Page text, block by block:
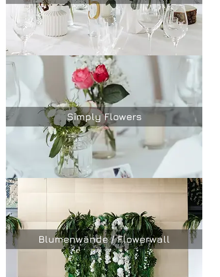
Simply Flowers
Blumenwände / Flowerwall